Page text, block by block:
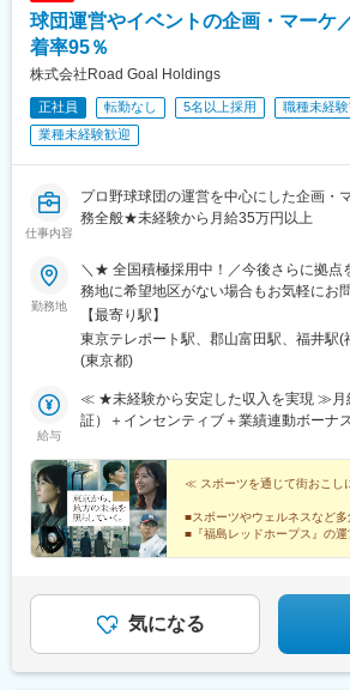
球団運営やイベントの企画・マーケ
着率95％
株式会社Road Goal Holdings
正社員 転勤なし 5名以上採用
職種未経
業種未経験歓迎
仕事内容
プロ野球球団の運営を中心にした企画・
務全般★未経験から月給35万円以上
勤務地
＼★ 全国積極採用中！／今後さらに拠点
務地に希望地区がない場合もお気軽にお
希望に沿わない転勤なし ★ 東京を拠点
本社／東京都江東区青海1-1-20 ダイバー
ー 12F■東北オフィス／福島県郡山市八山
【最寄り駅】
東京テレポート駅、郡山富田駅、福井駅(
(東京都)
給与
≪ ★未経験から安定した収入を実現 ≫月
証）＋インセンティブ＋業績連動ボーナ
す。超過分は別途支給。※最大6ヶ月の試
給32万円となります/45時間分の固定残業
超過分は別途支給）。※経験や能力を考慮
す。
≪ スポーツを通じて街おこし
■スポーツやウェルネスなど
■『福島レッドホープス』の運
気になる